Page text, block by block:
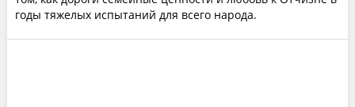
годы тяжелых испытаний для всего народа.